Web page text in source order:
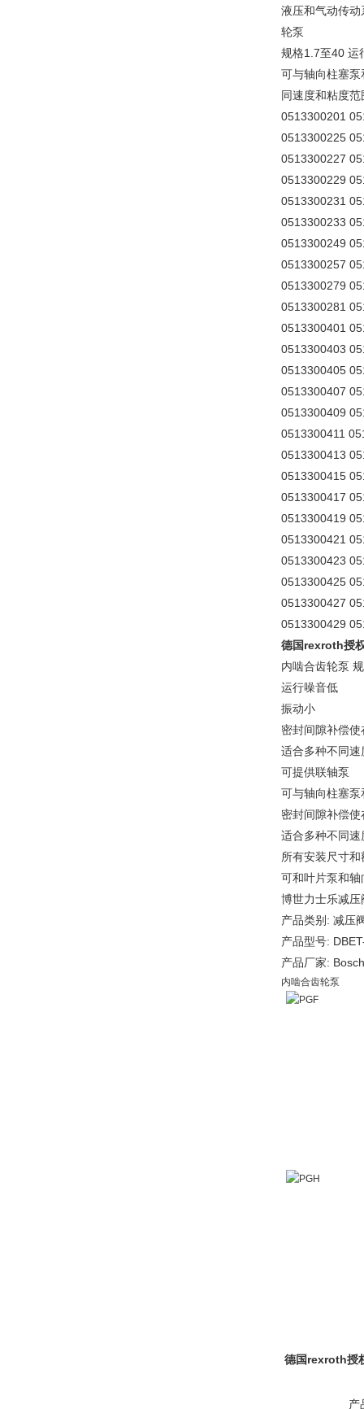
液压和气动传
轮泵
规格1.7至40 运
可与轴向柱塞
同速度和粘度
0513300201
0513300225
0513300227
0513300229
0513300231
0513300233
0513300249
0513300257
0513300279
0513300281
0513300401
0513300403
0513300405
0513300407
0513300409
0513300411
0513300413
0513300415
0513300417
0513300419
0513300421
0513300423
0513300425
0513300427
0513300429
德国rexroth授
内啮合齿轮泵
运行噪音低
振动小
密封间隙补偿
适合多种不同
可提供联轴泵
可与轴向柱塞
密封间隙补偿
适合多种不同
所有安装尺寸
可和叶片泵和
博世力士乐减压
产品类别: 减压
产品型号:
产品厂家:
内啮合齿轮泵
德国rexroth授
产